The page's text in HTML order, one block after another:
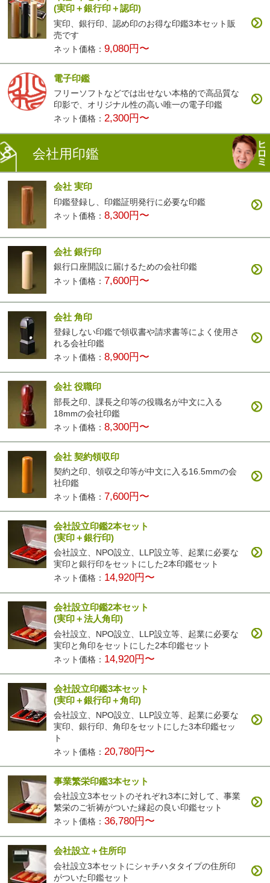
(実印＋銀行印＋認印)
実印、銀行印、認め印のお得な印鑑3本セット販
売です
ネット価格：9,080円〜
電子印鑑
フリーソフトなどでは出せない本格的で高品質な
印影で、オリジナル性の高い唯一の電子印鑑
ネット価格： 2,300円〜
会社用印鑑
会社 実印
印鑑登録し、印鑑証明発行に必要な印鑑
ネット価格：8,300円〜
会社 銀行印
銀行口座開設に届けるための会社印鑑
ネット価格：7,600円〜
会社 角印
登録しない印鑑で領収書や請求書等によく使用さ
れる会社印鑑
ネット価格：8,900円〜
会社 役職印
部長之印、課長之印等の役職名が中文に入る
18mmの会社印鑑
ネット価格：8,300円〜
会社 契約領収印
契約之印、領収之印等が中文に入る16.5mmの会
社印鑑
ネット価格： 7,600円〜
会社設立印鑑2本セット
(実印＋銀行印)
会社設立、NPO設立、LLP設立等、起業に必要な
実印と銀行印をセットにした2本印鑑セット
ネット価格： 14,920円〜
会社設立印鑑2本セット
(実印＋法人角印)
会社設立、NPO設立、LLP設立等、起業に必要な
実印と角印をセットにした2本印鑑セット
ネット価格： 14,920円〜
会社設立印鑑3本セット
(実印＋銀行印＋角印)
会社設立、NPO設立、LLP設立等、起業に必要な
実印、銀行印、角印をセットにした3本印鑑セッ
ト
ネット価格： 20,780円〜
事業繁栄印鑑3本セット
会社設立3本セットのそれぞれ3本に対して、事業
繁栄のご祈祷がついた縁起の良い印鑑セット
ネット価格：36,780円〜
会社設立＋住所印
会社設立3本セットにシャチハタタイプの住所印
がついた印鑑セット